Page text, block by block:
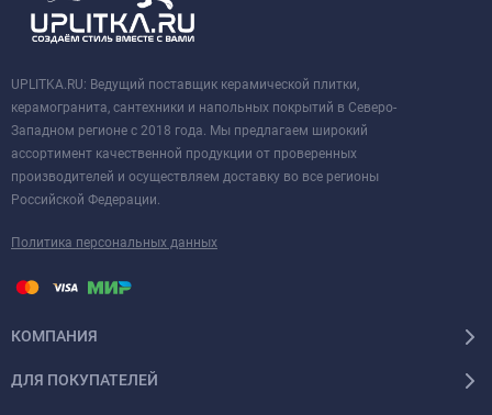
UPLITKA.RU: Ведущий поставщик керамической плитки,
керамогранита, сантехники и напольных покрытий в Северо-
Западном регионе с 2018 года. Мы предлагаем широкий
ассортимент качественной продукции от проверенных
производителей и осуществляем доставку во все регионы
Российской Федерации.
Политика персональных данных
КОМПАНИЯ
ДЛЯ ПОКУПАТЕЛЕЙ